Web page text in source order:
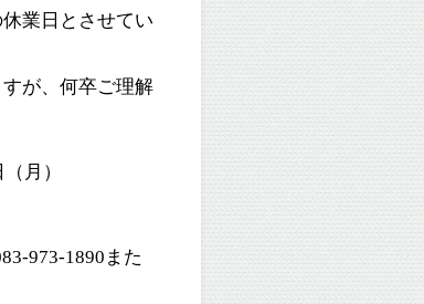
業日とさせてい
が、何卒ご理解
月）
973-1890また